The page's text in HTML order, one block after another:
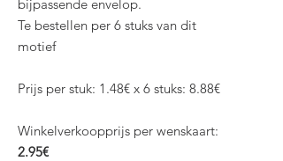
bijpassende envelop.
Te bestellen per 6 stuks van dit
motief
Prijs per stuk: 1.48€ x 6 stuks: 8.88€
Winkelverkoopprijs per wenskaart:
2.95€